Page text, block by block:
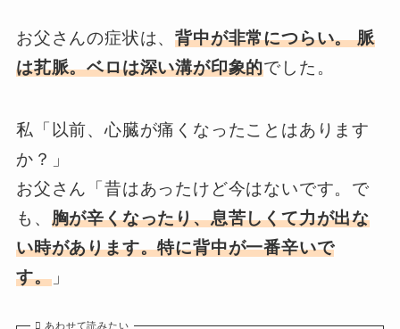
お父さんの症状は、背中が非常につらい。 脈
は芤脈。ベロは深い溝が印象的でした。
私「以前、心臓が痛くなったことはあります
か？」
お父さん「昔はあったけど今はないです。で
も、 胸が辛くなったり、息苦しくて力が出な
い時があります。特に背中が一番辛いで
す。」
あわせて読みたい